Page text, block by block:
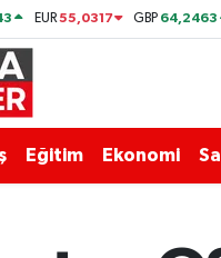
EUR55,0317 GBP 64,2463
Eğitim Ekonomi